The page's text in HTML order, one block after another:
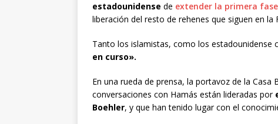
estadounidense de extender la primera
liberación del resto de rehenes que siguen en la
Tanto los islamistas, como los estadounidense
en curso».
En una rueda de prensa, la portavoz de la Casa
conversaciones con Hamás están lideradas por
Boehler, y que han tenido lugar con el